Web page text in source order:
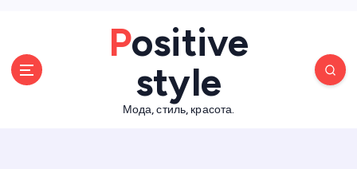
Positive
style
Мода, стиль, красота.